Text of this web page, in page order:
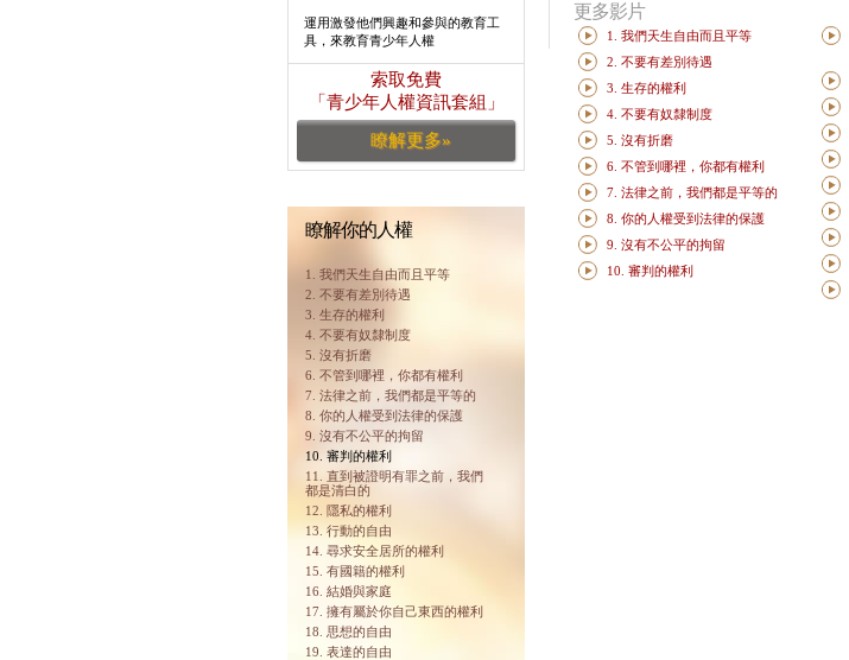
運用激發他們興趣和參與的教育工
具，來教育青少年人權
索取免費
「青少年人權資訊套組」
瞭解更多»
瞭解你的人權
1. 我們天生自由而且平等
2. 不要有差別待遇
3. 生存的權利
4. 不要有奴隸制度
5. 沒有折磨
6. 不管到哪裡，你都有權利
7. 法律之前，我們都是平等的
8. 你的人權受到法律的保護
9. 沒有不公平的拘留
10. 審判的權利
11. 直到被證明有罪之前，我們
都是清白的
12. 隱私的權利
13. 行動的自由
14. 尋求安全居所的權利
15. 有國籍的權利
16. 結婚與家庭
17. 擁有屬於你自己東西的權利
18. 思想的自由
19. 表達的自由
更多影片
1. 我們天生自由而且平等
2. 不要有差別待遇
3. 生存的權利
4. 不要有奴隸制度
5. 沒有折磨
6. 不管到哪裡，你都有權利
7. 法律之前，我們都是平等的
8. 你的人權受到法律的保護
9. 沒有不公平的拘留
10. 審判的權利